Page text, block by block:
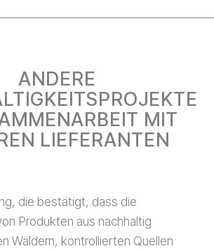
ANDERE
MIT
LIEFERANTEN
die bestätigt, dass die
Produkten aus nachhaltig
Wäldern, kontrollierten Quellen